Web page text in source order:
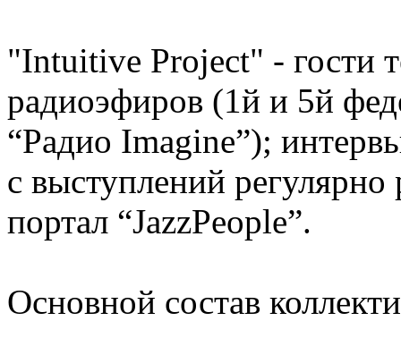
"Intuitive Project" - гости
радиоэфиров (1й и 5й
“Радио Imagine”);
с выступлений
портал “JazzPeople”.
Основной состав